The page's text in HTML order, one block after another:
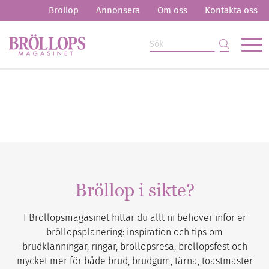
Bröllop Annonsera Om oss Kontakta oss
Bröllop i sikte?
I Bröllopsmagasinet hittar du allt ni behöver inför er
bröllopsplanering: inspiration och tips om
brudklänningar, ringar, bröllopsresa, bröllopsfest och
mycket mer för både brud, brudgum, tärna, toastmaster